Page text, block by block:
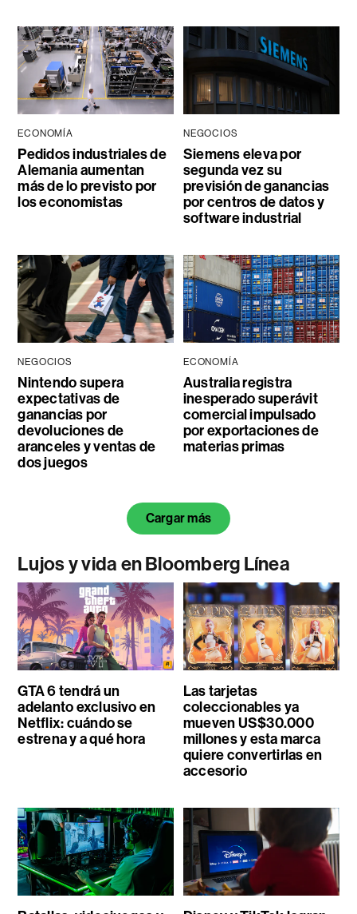
ECONOMÍA
Pedidos industriales de
Alemania aumentan
más de lo previsto por
los economistas
NEGOCIOS
Siemens eleva por
segunda vez su
previsión de ganancias
por centros de datos y
software industrial
NEGOCIOS
Nintendo supera
expectativas de
ganancias por
devoluciones de
aranceles y ventas de
dos juegos
ECONOMÍA
Australia registra
inesperado superávit
comercial impulsado
por exportaciones de
materias primas
Cargar más
Lujos y vida en Bloomberg Línea
GTA 6 tendrá un
adelanto exclusivo en
Netflix: cuándo se
estrena y a qué hora
Las tarjetas
coleccionables ya
mueven US$30.000
millones y esta marca
quiere convertirlas en
accesorio